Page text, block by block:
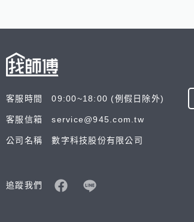
客服時間 09:00~18:00 (例假日除外)
客服信箱 service@945.com.tw
公司名稱 數字科技股份有限公司
追蹤我們